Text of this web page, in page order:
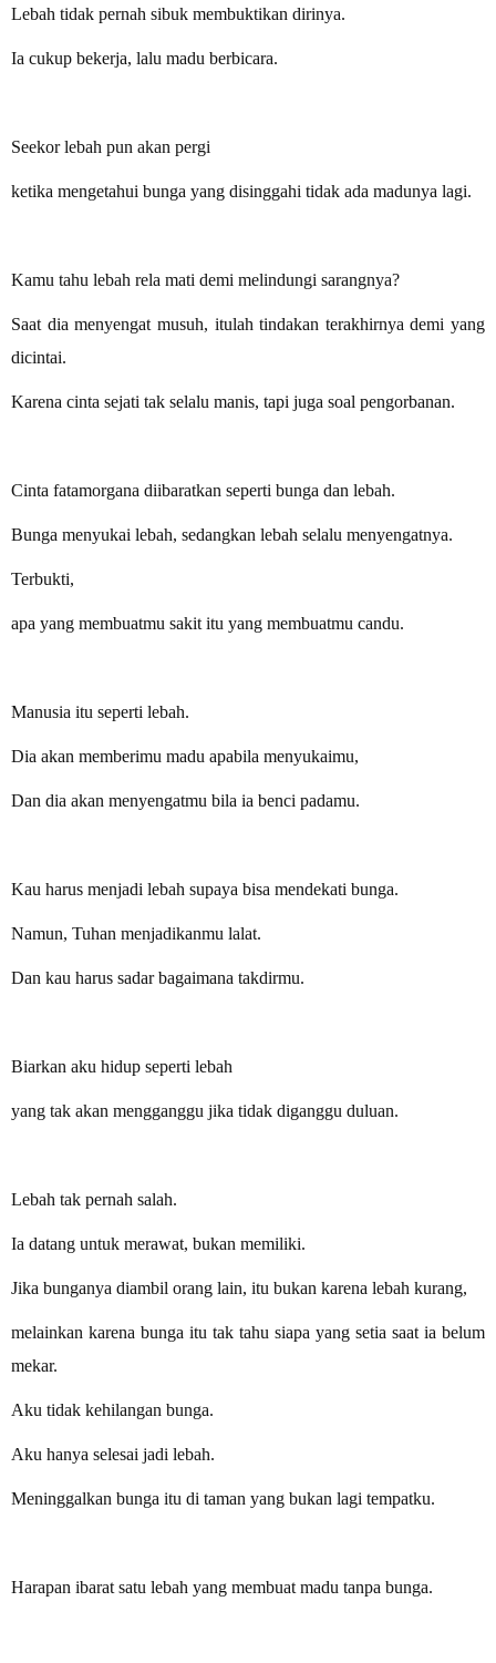
Lebah tidak pernah sibuk membuktikan dirinya.
Ia cukup bekerja, lalu madu berbicara.
Seekor lebah pun akan pergi
ketika mengetahui bunga yang disinggahi tidak ada madunya lagi.
Kamu tahu lebah rela mati demi melindungi sarangnya?
Saat dia menyengat musuh, itulah tindakan terakhirnya demi yang
dicintai.
Karena cinta sejati tak selalu manis, tapi juga soal pengorbanan.
Cinta fatamorgana diibaratkan seperti bunga dan lebah.
Bunga menyukai lebah, sedangkan lebah selalu menyengatnya.
Terbukti,
apa yang membuatmu sakit itu yang membuatmu candu.
Manusia itu seperti lebah.
Dia akan memberimu madu apabila menyukaimu,
Dan dia akan menyengatmu bila ia benci padamu.
Kau harus menjadi lebah supaya bisa mendekati bunga.
Namun, Tuhan menjadikanmu lalat.
Dan kau harus sadar bagaimana takdirmu.
Biarkan aku hidup seperti lebah
yang tak akan mengganggu jika tidak diganggu duluan.
Lebah tak pernah salah.
Ia datang untuk merawat, bukan memiliki.
Jika bunganya diambil orang lain, itu bukan karena lebah kurang,
melainkan karena bunga itu tak tahu siapa yang setia saat ia belum
mekar.
Aku tidak kehilangan bunga.
Aku hanya selesai jadi lebah.
Meninggalkan bunga itu di taman yang bukan lagi tempatku.
Harapan ibarat satu lebah yang membuat madu tanpa bunga.